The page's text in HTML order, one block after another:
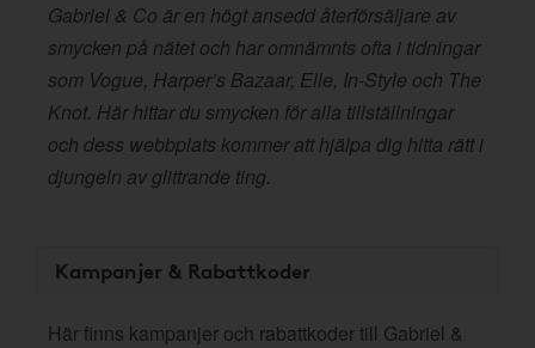
Gabriel & Co är en högt ansedd återförsäljare av
smycken på nätet och har omnämnts ofta i tidningar
som Vogue, Harper’s Bazaar, Elle, In-Style och The
Knot. Här hittar du smycken för alla tillställningar
och dess webbplats kommer att hjälpa dig hitta rätt i
djungeln av glittrande ting.
Kampanjer & Rabattkoder
Här finns kampanjer och rabattkoder till Gabriel &